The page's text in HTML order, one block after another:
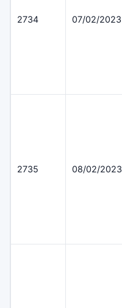
2734 07/02/2023
2735 08/02/2023